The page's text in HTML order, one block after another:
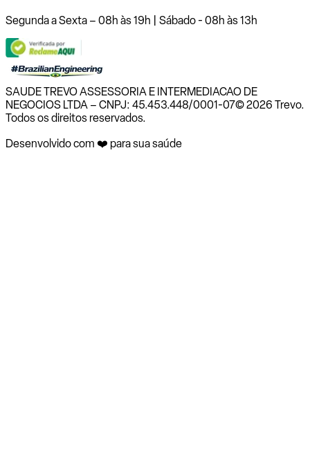
Segunda a Sexta – 08h às 19h | Sábado - 08h às 13h
SAUDE TREVO ASSESSORIA E INTERMEDIACAO DE
NEGOCIOS LTDA – CNPJ: 45.453.448/0001-07© 2026 Trevo.
Todos os direitos reservados.
Desenvolvido com ❤️ para sua saúde